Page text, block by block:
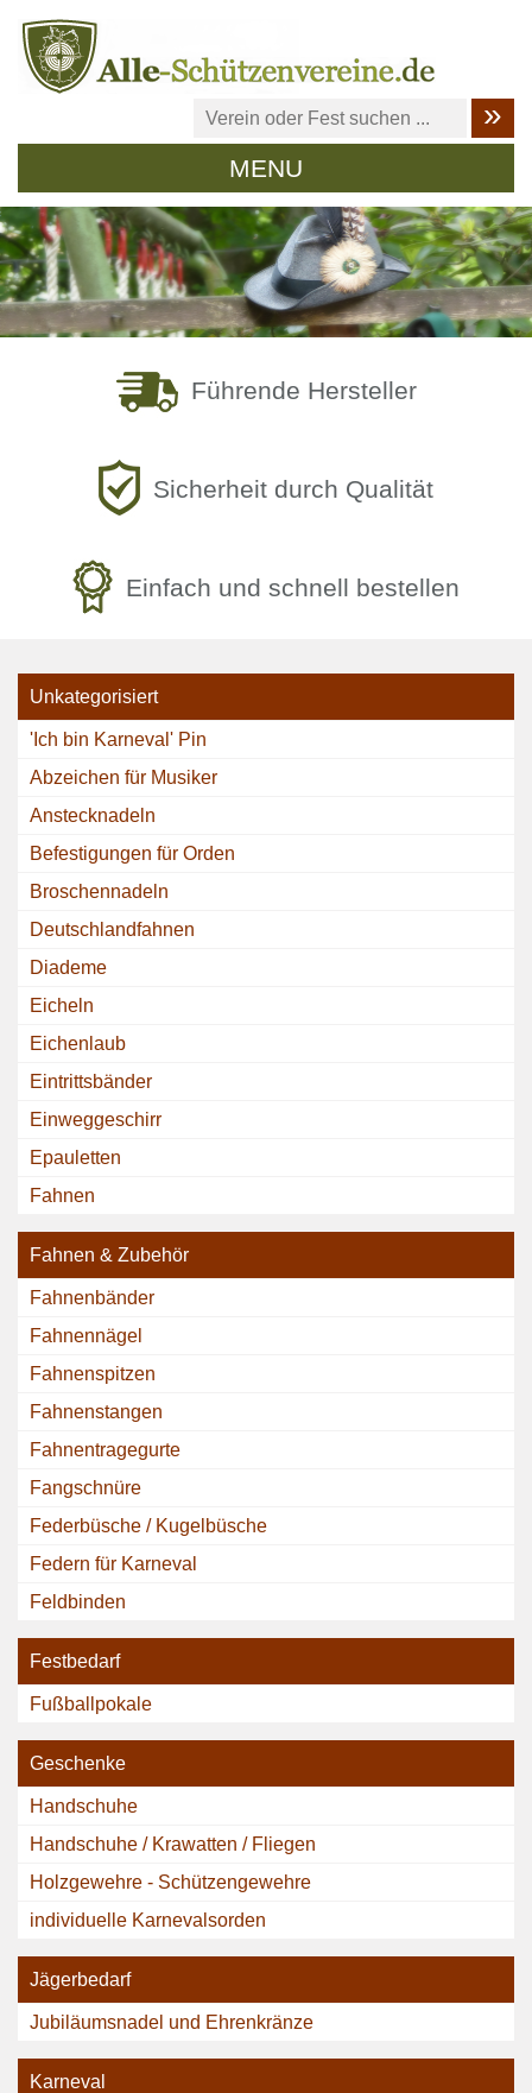
MENU
Führende Hersteller
Sicherheit durch Qualität
Einfach und schnell bestellen
Unkategorisiert
'Ich bin Karneval' Pin
Abzeichen für Musiker
Anstecknadeln
Befestigungen für Orden
Broschennadeln
Deutschlandfahnen
Diademe
Eicheln
Eichenlaub
Eintrittsbänder
Einweggeschirr
Epauletten
Fahnen
Fahnen & Zubehör
Fahnenbänder
Fahnennägel
Fahnenspitzen
Fahnenstangen
Fahnentragegurte
Fangschnüre
Federbüsche / Kugelbüsche
Federn für Karneval
Feldbinden
Festbedarf
Fußballpokale
Geschenke
Handschuhe
Handschuhe / Krawatten / Fliegen
Holzgewehre - Schützengewehre
individuelle Karnevalsorden
Jägerbedarf
Jubiläumsnadel und Ehrenkränze
Karneval